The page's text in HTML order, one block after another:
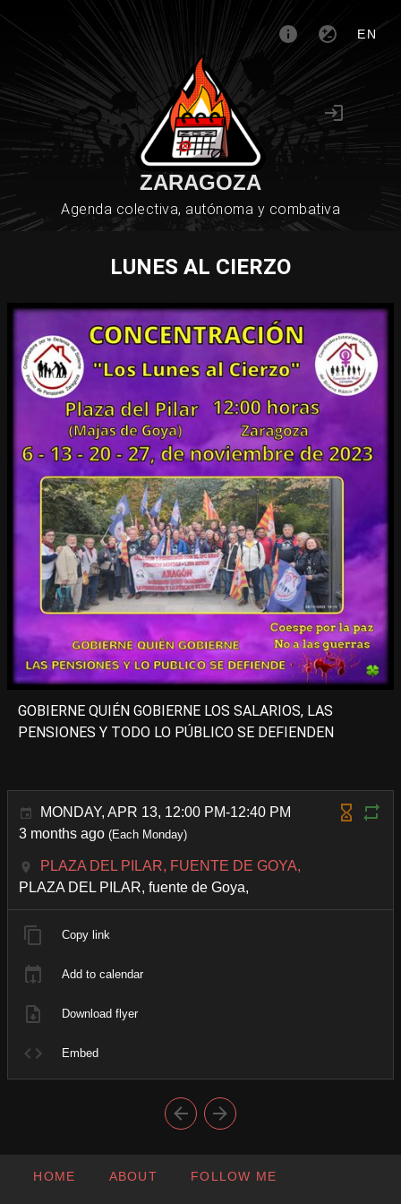
EN
ZARAGOZA
Agenda colectiva, autónoma y combativa
LUNES AL CIERZO
GOBIERNE QUIÉN GOBIERNE LOS SALARIOS, LAS
PENSIONES Y TODO LO PÚBLICO SE DEFIENDEN
MONDAY, APR 13, 12:00 PM-12:40 PM
3 months ago (Each Monday)
PLAZA DEL PILAR, FUENTE DE GOYA,
PLAZA DEL PILAR, fuente de Goya,
Copy link
Add to calendar
Download flyer
Embed
HOME ABOUT FOLLOW ME